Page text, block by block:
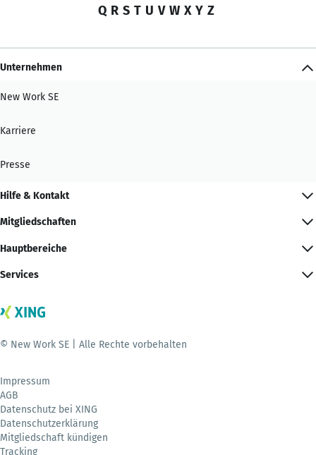
Q R S T U V W X Y Z
Unternehmen
New Work SE
Karriere
Presse
Hilfe & Kontakt
Mitgliedschaften
Hauptbereiche
Services
© New Work SE | Alle Rechte vorbehalten
Impressum
AGB
Datenschutz bei XING
Datenschutzerklärung
Mitgliedschaft kündigen
Tracking